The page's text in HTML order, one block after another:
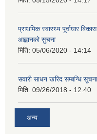
प्राथमिक स्वास्थ्य पूर्वाधार
आह्वानको सुचना
मिति: 05/06/2020 - 14:14
सवारी साधन खरिद सम्बन्धि सूचना
मिति: 09/26/2018 - 12:40
अन्य